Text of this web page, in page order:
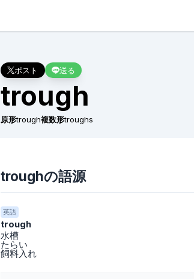
ポスト 送る
trough
原形trough複数形troughs
troughの語源
英語
trough
水槽
たらい
飼料入れ